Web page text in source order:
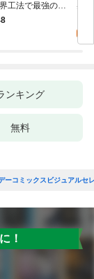
工法で最強の家
を（コミック）
兆
る
ンキング
無料
ーコミックスビジュアル
！